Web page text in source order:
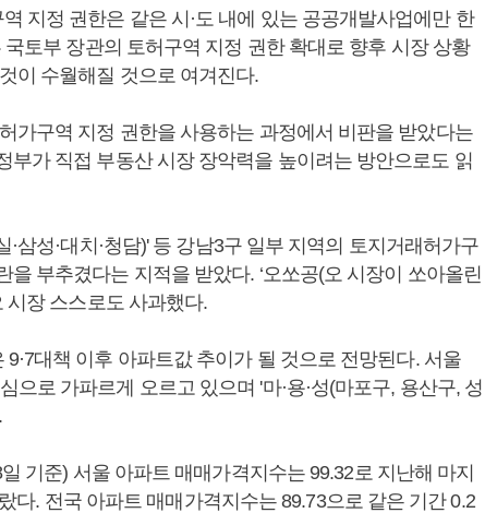
지정 권한은 같은 시·도 내에 있는 공공개발사업에만 한
토부 장관의 토허구역 지정 권한 확대로 향후 시장 상황
이 수월해질 것으로 여겨진다.
가구역 지정 권한을 사용하는 과정에서 비판을 받았다는
부가 직접 부동산 시장 장악력을 높이려는 방안으로도 읽
삼성·대치·청담)' 등 강남3구 일부 지역의 토지거래허가구
을 부추겼다는 지적을 받았다. ‘오쏘공(오 시장이 쏘아올린
시장 스스로도 사과했다.
대책 이후 아파트값 추이가 될 것으로 전망된다. 서울
으로 가파르게 오르고 있으며 '마·용·성(마포구, 용산구, 성
기준) 서울 아파트 매매가격지수는 99.32로 지난해 마지
다. 전국 아파트 매매가격지수는 89.73으로 같은 기간 0.2